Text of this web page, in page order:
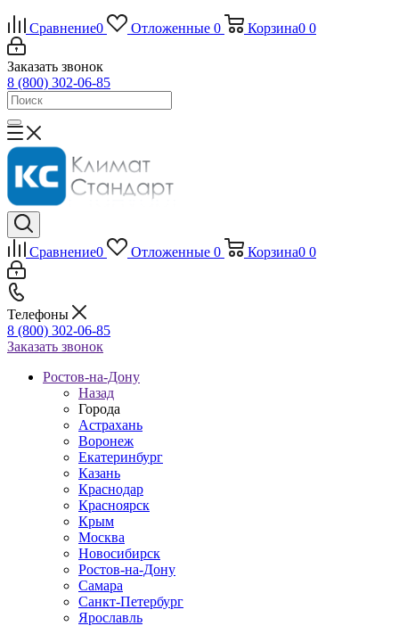
Сравнение0 Отложенные 0 Корзина0 0
Заказать звонок
8 (800) 302-06-85
Сравнение0 Отложенные 0 Корзина0 0
Телефоны
8 (800) 302-06-85
Заказать звонок
Ростов-на-Дону
Назад
Города
Астрахань
Воронеж
Екатеринбург
Казань
Краснодар
Красноярск
Крым
Москва
Новосибирск
Ростов-на-Дону
Самара
Санкт-Петербург
Ярославль